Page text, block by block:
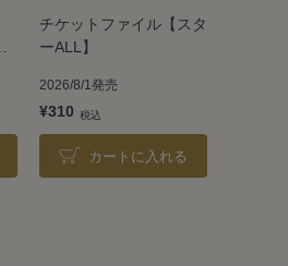
チケットファイル【スタ
ーALL】
2026/8/1発売
¥310
カートに入れる